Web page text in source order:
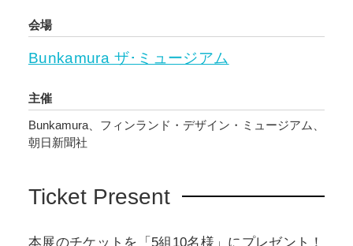
会場
Bunkamura ザ･ミュージアム
主催
Bunkamura、フィンランド・デザイン・ミュージアム、
朝日新聞社
Ticket Present
本展のチケットを「5組10名様」にプレゼント！